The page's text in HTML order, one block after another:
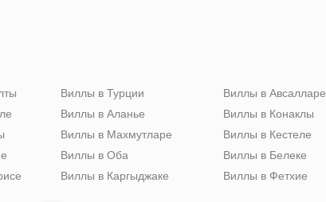
Виллы в Турции
Виллы в Аланье
Виллы в Махмутларе
Виллы в Оба
Виллы в Каргыджаке
Виллы в Авсалларе
Виллы в Конаклы
Виллы в Кестеле
Виллы в Белеке
Виллы в Фетхие